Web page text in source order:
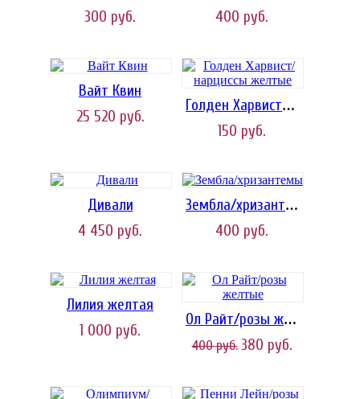
300 руб. 400 руб.
Вайт Квин
25 520 руб.
Голден Харвист/нарциссы желтые
150 руб.
Дивали
4 450 руб.
Зембла/хризантемы
400 руб.
Лилия желтая
1 000 руб.
Ол Райт/розы желтые
400руб. 380 руб.